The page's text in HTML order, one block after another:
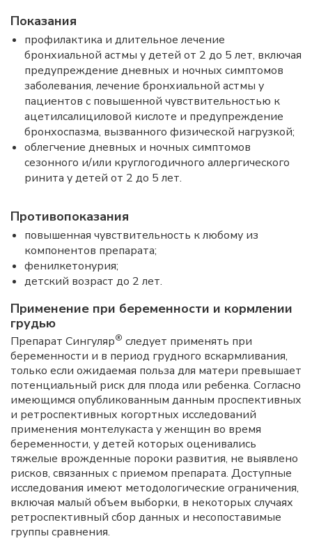
Показания
профилактика и длительное лечение
бронхиальной астмы у детей от 2 до 5 лет, включая
предупреждение дневных и ночных симптомов
заболевания, лечение бронхиальной астмы у
пациентов с повышенной чувствительностью к
ацетилсалициловой кислоте и предупреждение
бронхоспазма, вызванного физической нагрузкой;
облегчение дневных и ночных симптомов
сезонного и/или круглогодичного аллергического
ринита у детей от 2 до 5 лет.
Противопоказания
повышенная чувствительность к любому из
компонентов препарата;
фенилкетонурия;
детский возраст до 2 лет.
Применение при беременности и кормлении
грудью
Препарат Сингуляр® следует применять при
беременности и в период грудного вскармливания,
только если ожидаемая польза для матери превышает
потенциальный риск для плода или ребенка. Согласно
имеющимся опубликованным данным проспективных
и ретроспективных когортных исследований
применения монтелукаста у женщин во время
беременности, у детей которых оценивались
тяжелые врожденные пороки развития, не выявлено
рисков, связанных с приемом препарата. Доступные
исследования имеют методологические ограничения,
включая малый объем выборки, в некоторых случаях
ретроспективный сбор данных и несопоставимые
группы сравнения.